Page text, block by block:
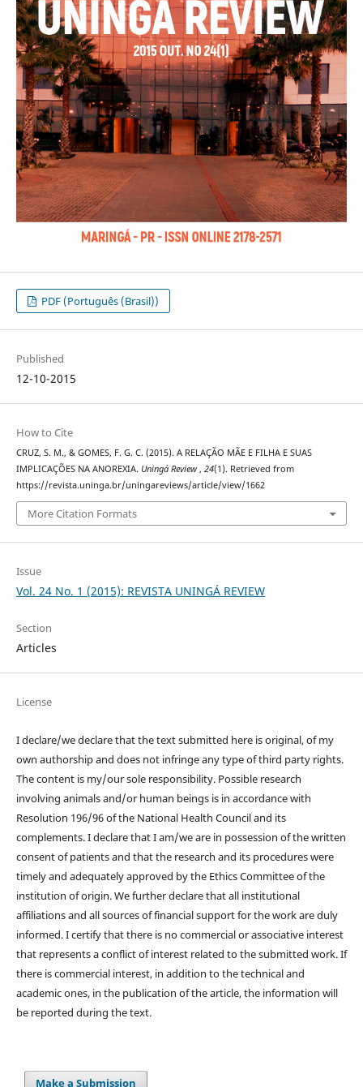
PDF (Português (Brasil))
Published
12-10-2015
How to Cite
CRUZ, S. M., & GOMES, F. G. C. (2015). A RELAÇÃO MÃE E FILHA E SUAS
IMPLICAÇÕES NA ANOREXIA. Uningá Review , 24(1). Retrieved from
https://revista.uninga.br/uningareviews/article/view/1662
More Citation Formats
Issue
Vol. 24 No. 1 (2015): REVISTA UNINGÁ REVIEW
Section
Articles
License
I declare/we declare that the text submitted here is original, of my
own authorship and does not infringe any type of third party rights.
The content is my/our sole responsibility. Possible research
involving animals and/or human beings is in accordance with
Resolution 196/96 of the National Health Council and its
complements. I declare that I am/we are in possession of the written
consent of patients and that the research and its procedures were
timely and adequately approved by the Ethics Committee of the
institution of origin. We further declare that all institutional
affiliations and all sources of financial support for the work are duly
informed. I certify that there is no commercial or associative interest
that represents a conflict of interest related to the submitted work. If
there is commercial interest, in addition to the technical and
academic ones, in the publication of the article, the information will
be reported during the text.
Make a Submission